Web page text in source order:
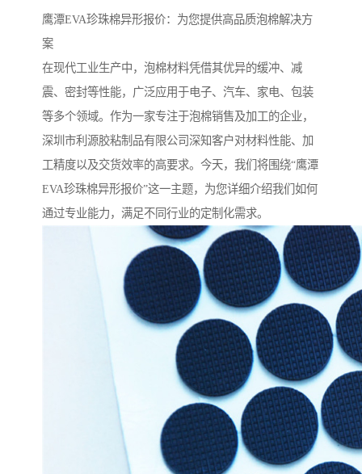
鹰潭EVA珍珠棉异形报价：为您提供高品质泡棉解决方
案
在现代工业生产中，泡棉材料凭借其优异的缓冲、减
震、密封等性能，广泛应用于电子、汽车、家电、包装
等多个领域。作为一家专注于泡棉销售及加工的企业，
深圳市利源胶粘制品有限公司深知客户对材料性能、加
工精度以及交货效率的高要求。今天，我们将围绕“鹰潭
EVA珍珠棉异形报价”这一主题，为您详细介绍我们如何
通过专业能力，满足不同行业的定制化需求。